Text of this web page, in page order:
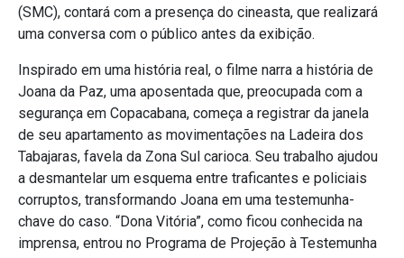
(SMC), contará com a presença do cineasta, que realizará
uma conversa com o público antes da exibição.
Inspirado em uma história real, o filme narra a história de
Joana da Paz, uma aposentada que, preocupada com a
segurança em Copacabana, começa a registrar da janela
de seu apartamento as movimentações na Ladeira dos
Tabajaras, favela da Zona Sul carioca. Seu trabalho ajudou
a desmantelar um esquema entre traficantes e policiais
corruptos, transformando Joana em uma testemunha-
chave do caso. “Dona Vitória”, como ficou conhecida na
imprensa, entrou no Programa de Projeção à Testemunha